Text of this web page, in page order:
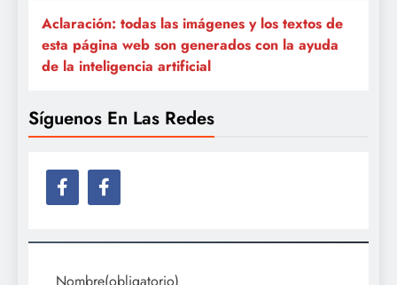
Aclaración: todas las imágenes y los textos de
esta página web son generados con la ayuda
de la inteligencia artificial
Síguenos En Las Redes